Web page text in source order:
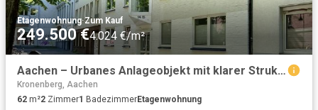
Etagenwohnung·Zum Kauf
249.500 €4.024 €/m²
Aachen – Urbanes Anlageobjekt mit klarer Struktur und Balkon
Kronenberg, Aachen
62 m²2 Zimmer1 BadezimmerEtagenwohnung